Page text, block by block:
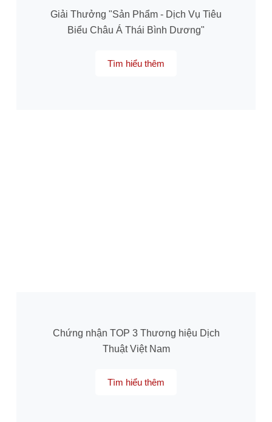
Giải Thưởng "Sản Phẩm - Dịch Vụ Tiêu
Biểu Châu Á Thái Bình Dương"
Tìm hiểu thêm
Chứng nhận TOP 3 Thương hiệu Dịch
Thuật Việt Nam
Tìm hiểu thêm